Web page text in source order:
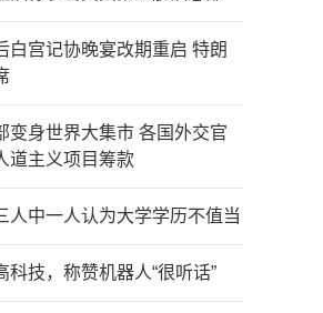
白宫记协晚宴改期重启 特朗
变身世界大集市 各国外交官
道主义项目筹款
人中一人认为大学学历不值当
科技，称赞机器人“很听话”